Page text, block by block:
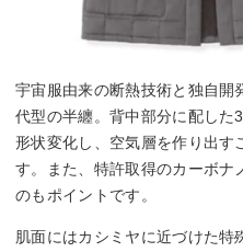
宇宙服由来の断熱技術と独自開
代型の半纏。背中部分に配した
形状変化し、空気層を作り出す
す。また、特許取得のカーボナ
のもポイントです。
肌面にはカシミヤに近づけた特